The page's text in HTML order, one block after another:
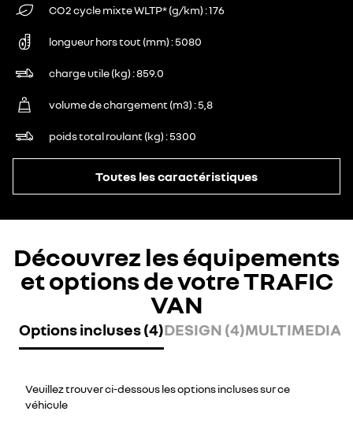
CO2 cycle mixte WLTP* (g/km) 176
longueur hors tout (mm) 5080
charge utile (kg) 859.0
volume de chargement (m3) 5,8
poids total roulant (kg) 5300
Toutes les caractéristiques
Découvrez les équipements
et options de votre TRAFIC
VAN
Options incluses (4)DESIGN (4)MULTIMEDIA
Veuillez trouver ci-dessous les options incluses sur ce
véhicule